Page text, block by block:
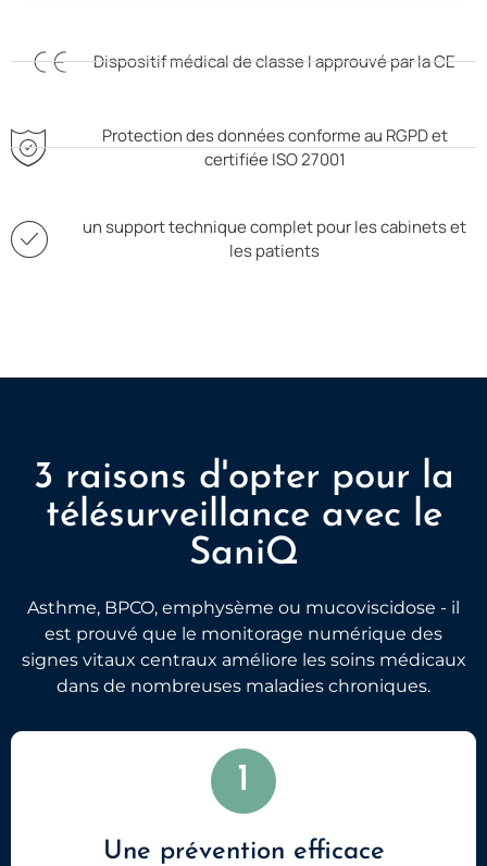
Dispositif médical de classe I approuvé par la CE
Protection des données conforme au RGPD et
certifiée ISO 27001
un support technique complet pour les cabinets et
les patients
3 raisons d'opter pour la
télésurveillance avec le
SaniQ
Asthme, BPCO, emphysème ou mucoviscidose - il
est prouvé que le monitorage numérique des
signes vitaux centraux améliore les soins médicaux
dans de nombreuses maladies chroniques.
1
Une prévention efficace